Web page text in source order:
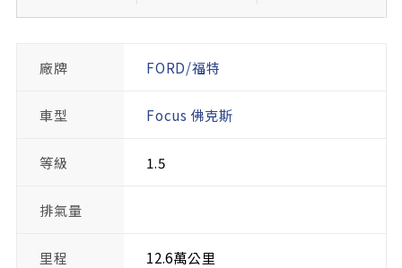
廠牌 FORD/福特
車型 Focus 佛克斯
等級 1.5
排氣量
里程 12.6萬公里